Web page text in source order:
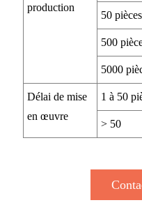
production
50 pièces
500
5000
Délai de mise
en œuvre
1 à 50
> 50